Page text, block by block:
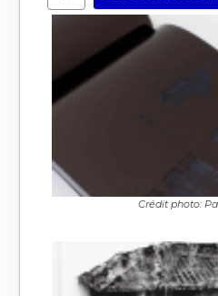
Crédit photo: